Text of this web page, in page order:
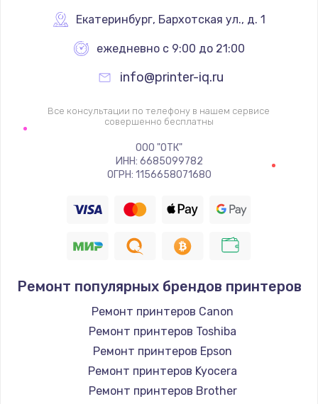
Екатеринбург, Бархотская ул., д. 1
ежедневно с 9:00 до 21:00
info@printer-iq.ru
Все консультации по телефону в нашем сервисе
совершенно бесплатны
ООО "ОТК"
ИНН: 6685099782
ОГРН: 1156658071680
Ремонт популярных брендов принтеров
Ремонт принтеров Canon
Ремонт принтеров Toshiba
Ремонт принтеров Epson
Ремонт принтеров Kyocera
Ремонт принтеров Brother